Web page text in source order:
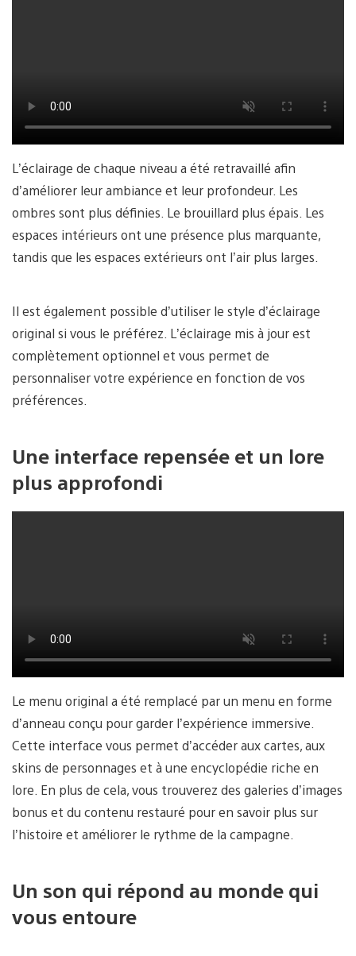
L’éclairage de chaque niveau a été retravaillé afin
d’améliorer leur ambiance et leur profondeur. Les
ombres sont plus définies. Le brouillard plus épais. Les
espaces intérieurs ont une présence plus marquante,
tandis que les espaces extérieurs ont l’air plus larges.
Il est également possible d’utiliser le style d’éclairage
original si vous le préférez. L’éclairage mis à jour est
complètement optionnel et vous permet de
personnaliser votre expérience en fonction de vos
préférences.
Une interface repensée et un lore
plus approfondi
Le menu original a été remplacé par un menu en forme
d’anneau conçu pour garder l’expérience immersive.
Cette interface vous permet d’accéder aux cartes, aux
skins de personnages et à une encyclopédie riche en
lore. En plus de cela, vous trouverez des galeries d’images
bonus et du contenu restauré pour en savoir plus sur
l’histoire et améliorer le rythme de la campagne.
Un son qui répond au monde qui
vous entoure